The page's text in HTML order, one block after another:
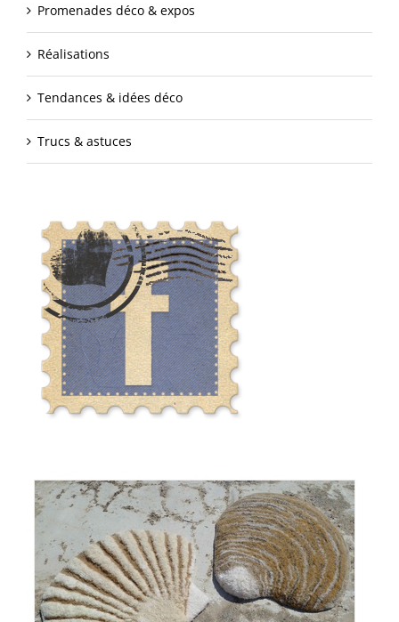
Promenades déco & expos
Réalisations
Tendances & idées déco
Trucs & astuces